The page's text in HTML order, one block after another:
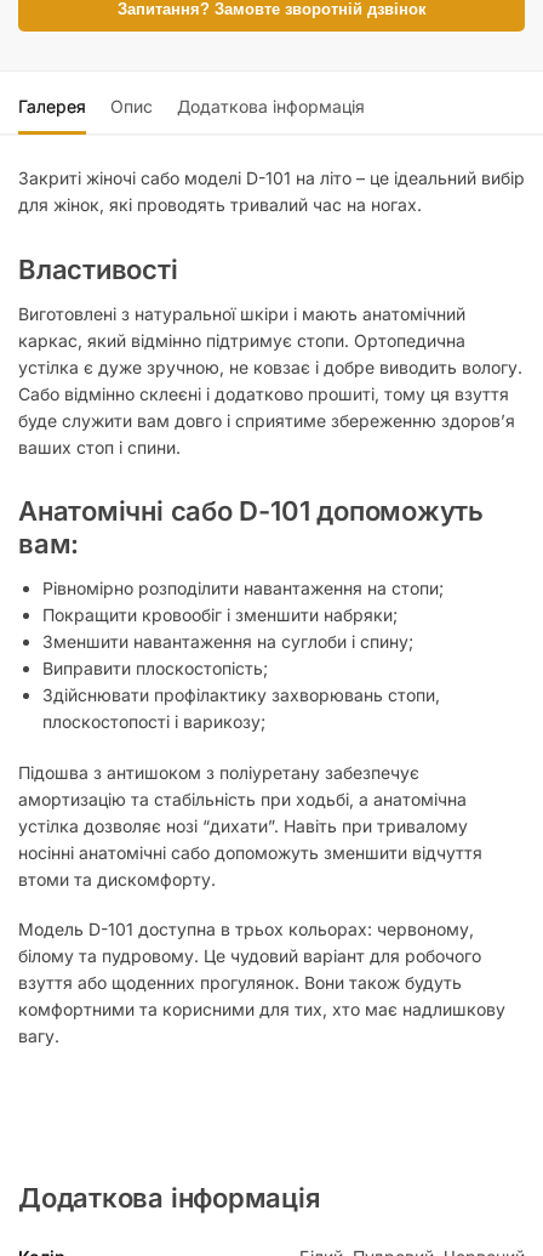
Запитання? Замовте зворотній дзвінок
Галерея Опис Додаткова інформація
Закриті жіночі сабо моделі D-101 на літо – це ідеальний вибір
для жінок, які проводять тривалий час на ногах.
Властивості
Виготовлені з натуральної шкіри і мають анатомічний
каркас, який відмінно підтримує стопи. Ортопедична
устілка є дуже зручною, не ковзає і добре виводить вологу.
Сабо відмінно склеєні і додатково прошиті, тому ця взуття
буде служити вам довго і сприятиме збереженню здоров’я
ваших стоп і спини.
Анатомічні сабо D-101 допоможуть
вам:
Рівномірно розподілити навантаження на стопи;
Покращити кровообіг і зменшити набряки;
Зменшити навантаження на суглоби і спину;
Виправити плоскостопість;
Здійснювати профілактику захворювань стопи,
плоскостопості і варикозу;
Підошва з антишоком з поліуретану забезпечує
амортизацію та стабільність при ходьбі, а анатомічна
устілка дозволяє нозі “дихати”. Навіть при тривалому
носінні анатомічні сабо допоможуть зменшити відчуття
втоми та дискомфорту.
Модель D-101 доступна в трьох кольорах: червоному,
білому та пудровому. Це чудовий варіант для робочого
взуття або щоденних прогулянок. Вони також будуть
комфортними та корисними для тих, хто має надлишкову
вагу.
Додаткова інформація